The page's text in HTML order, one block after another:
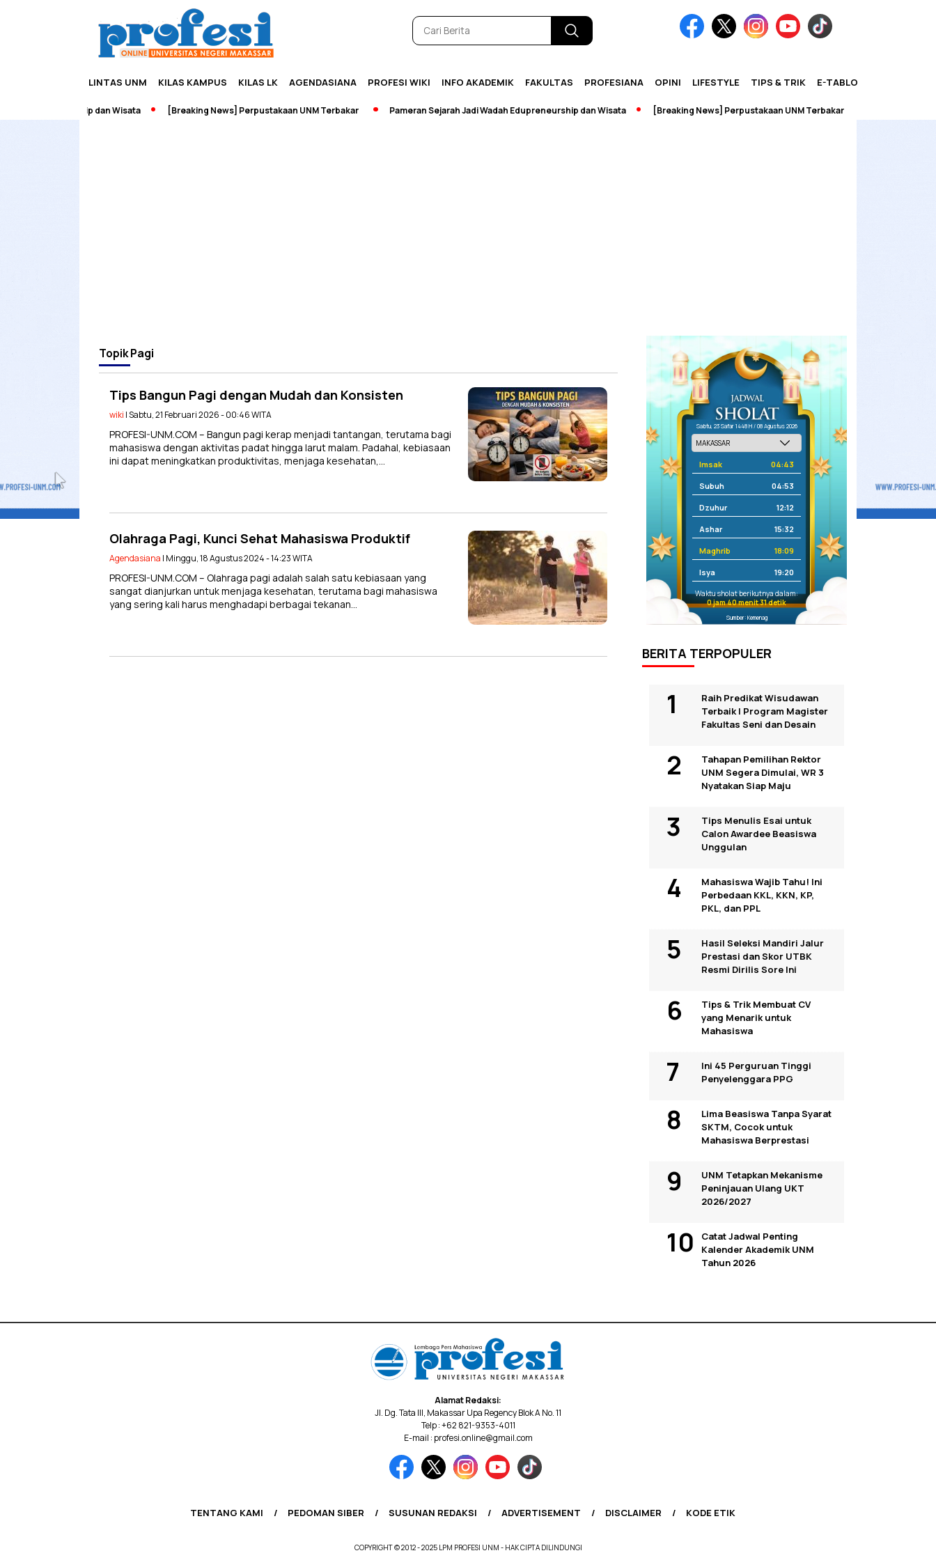
LINTAS UNM KILAS KAMPUS KILAS LK AGENDASIANA PROFESI WIKI INFO AKADEMIK FAKULTAS PROFESIANA OPINI LIFESTYLE TIPS & TRIK E-TABLOID
Edupreneurship dan Wisata [Breaking News] Perpustakaan UNM Terbakar Pameran Sejarah Jadi Wadah Edupreneurship dan Wisata [Breaking News] Perpustakaan UNM Terbakar
TopikPagi
Tips Bangun Pagi dengan Mudah dan Konsisten
wiki | Sabtu, 21 Februari 2026 - 00:46 WITA
PROFESI-UNM.COM – Bangun pagi kerap menjadi tantangan, terutama bagi
mahasiswa dengan aktivitas padat hingga larut malam. Padahal, kebiasaan
ini dapat meningkatkan produktivitas, menjaga kesehatan,…
Olahraga Pagi, Kunci Sehat Mahasiswa Produktif
Agendasiana | Minggu, 18 Agustus 2024 - 14:23 WITA
PROFESI-UNM.COM – Olahraga pagi adalah salah satu kebiasaan yang
sangat dianjurkan untuk menjaga kesehatan, terutama bagi mahasiswa
yang sering kali harus menghadapi berbagai tekanan…
Sabtu, 23 Safar 1448 H / 08 Agustus 2026
Imsak 04:43
Subuh 04:53
Dzuhur 12:12
Ashar 15:32
Maghrib 18:09
Isya 19:20
Waktu sholat berikutnya dalam:
0 jam 40 menit 30 detik
Sumber: Kemenag
BERITA TERPOPULER
Raih Predikat Wisudawan
Terbaik I Program Magister
Fakultas Seni dan Desain
Tahapan Pemilihan Rektor
UNM Segera Dimulai, WR 3
Nyatakan Siap Maju
Tips Menulis Esai untuk
Calon Awardee Beasiswa
Unggulan
Mahasiswa Wajib Tahu! Ini
Perbedaan KKL, KKN, KP,
PKL, dan PPL
Hasil Seleksi Mandiri Jalur
Prestasi dan Skor UTBK
Resmi Dirilis Sore Ini
Tips & Trik Membuat CV
yang Menarik untuk
Mahasiswa
Ini 45 Perguruan Tinggi
Penyelenggara PPG
Lima Beasiswa Tanpa Syarat
SKTM, Cocok untuk
Mahasiswa Berprestasi
UNM Tetapkan Mekanisme
Peninjauan Ulang UKT
2026/2027
Catat Jadwal Penting
Kalender Akademik UNM
Tahun 2026
Alamat Redaksi:
Jl. Dg. Tata III, Makassar Upa Regency Blok A No. 11
Telp : +62 821-9353-4011
E-mail : profesi.online@gmail.com
TENTANG KAMI PEDOMAN SIBER SUSUNAN REDAKSI ADVERTISEMENT DISCLAIMER KODE ETIK
COPYRIGHT © 2012 - 2025 LPM PROFESI UNM - HAK CIPTA DILINDUNGI